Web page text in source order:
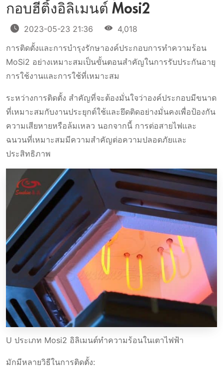
กอบฮีติ้งอิลิเมนต์ Mosi2
2023-05-23 21:36
4,018
การติดตั้งและการบํารุงรักษาองค์ประกอบการทําความร้อน
MoSi2 อย่างเหมาะสมเป็นขั้นตอนสําคัญในการรับประกันอายุ
การใช้งานและการใช้ที่เหมาะสม
ระหว่างการติดตั้ง สําคัญที่จะต้องมั่นใจว่าองค์ประกอบมีขนาด
ที่เหมาะสมกับงานประยุกต์ใช้และยึดติดอย่างมั่นคงเพื่อป้องกัน
ความเสียหายหรือล้มเหลว นอกจากนี้ การต่อสายไฟและ
ฉนวนที่เหมาะสมมีความสําคัญต่อความปลอดภัยและ
ประสิทธิภาพ
U ประเภท Mosi2 อิลิเมนต์ทำความร้อนในเตาไฟฟ้า
มักมีหลายวิธีในการติดตั้ง: